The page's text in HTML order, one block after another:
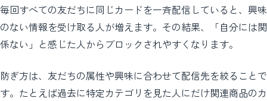
毎回すべての友だちに同じカードを一斉配信していると、興味
のない情報を受け取る人が増えます。その結果、「自分には関
係ない」と感じた人からブロックされやすくなります。
防ぎ方は、友だちの属性や興味に合わせて配信先を絞ることで
す。たとえば過去に特定カテゴリを見た人にだけ関連商品のカ